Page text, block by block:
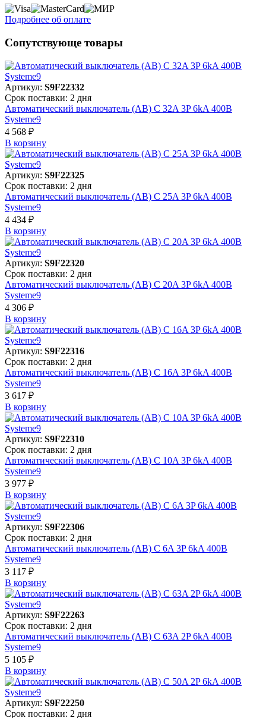
Подробнее об оплате
Сопутствующе товары
Артикул: S9F22332
Срок поставки: 2 дня
Автоматический выключатель (АВ) C 32A 3P 6kA 400В
Systeme9
4 568 ₽
В корзинy
Артикул: S9F22325
Срок поставки: 2 дня
Автоматический выключатель (АВ) C 25A 3P 6kA 400В
Systeme9
4 434 ₽
В корзинy
Артикул: S9F22320
Срок поставки: 2 дня
Автоматический выключатель (АВ) C 20A 3P 6kA 400В
Systeme9
4 306 ₽
В корзинy
Артикул: S9F22316
Срок поставки: 2 дня
Автоматический выключатель (АВ) C 16A 3P 6kA 400В
Systeme9
3 617 ₽
В корзинy
Артикул: S9F22310
Срок поставки: 2 дня
Автоматический выключатель (АВ) C 10A 3P 6kA 400В
Systeme9
3 977 ₽
В корзинy
Артикул: S9F22306
Срок поставки: 2 дня
Автоматический выключатель (АВ) C 6A 3P 6kA 400В
Systeme9
3 117 ₽
В корзинy
Артикул: S9F22263
Срок поставки: 2 дня
Автоматический выключатель (АВ) C 63A 2P 6kA 400В
Systeme9
5 105 ₽
В корзинy
Артикул: S9F22250
Срок поставки: 2 дня